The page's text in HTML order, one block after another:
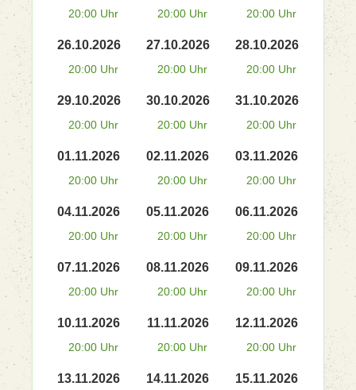
20:00 Uhr 20:00 Uhr 20:00 Uhr
26.10.2026
20:00 Uhr
27.10.2026
20:00 Uhr
28.10.2026
20:00 Uhr
29.10.2026
20:00 Uhr
30.10.2026
20:00 Uhr
31.10.2026
20:00 Uhr
01.11.2026
20:00 Uhr
02.11.2026
20:00 Uhr
03.11.2026
20:00 Uhr
04.11.2026
20:00 Uhr
05.11.2026
20:00 Uhr
06.11.2026
20:00 Uhr
07.11.2026
20:00 Uhr
08.11.2026
20:00 Uhr
09.11.2026
20:00 Uhr
10.11.2026
20:00 Uhr
11.11.2026
20:00 Uhr
12.11.2026
20:00 Uhr
13.11.2026 14.11.2026 15.11.2026